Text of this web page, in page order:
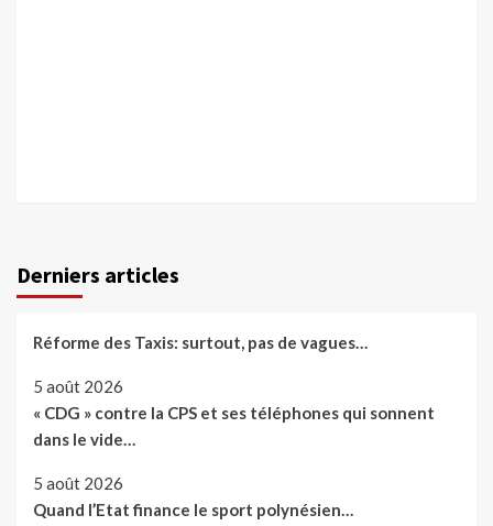
Derniers articles
Réforme des Taxis: surtout, pas de vagues…
5 août 2026
« CDG » contre la CPS et ses téléphones qui sonnent
dans le vide…
5 août 2026
Quand l’Etat finance le sport polynésien…